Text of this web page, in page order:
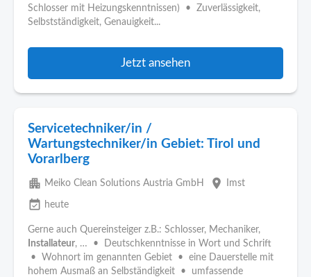
Schlosser mit Heizungskenntnissen) • Zuverlässigkeit,
Selbstständigkeit, Genauigkeit...
Jetzt ansehen
Servicetechniker/in /
Wartungstechniker/in Gebiet: Tirol und
Vorarlberg
apartment Meiko Clean Solutions Austria GmbH place Imst
event_available heute
Gerne auch Quereinsteiger z.B.: Schlosser, Mechaniker,
Installateur, … • Deutschkenntnisse in Wort und Schrift
• Wohnort im genannten Gebiet • eine Dauerstelle mit
hohem Ausmaß an Selbständigkeit • umfassende